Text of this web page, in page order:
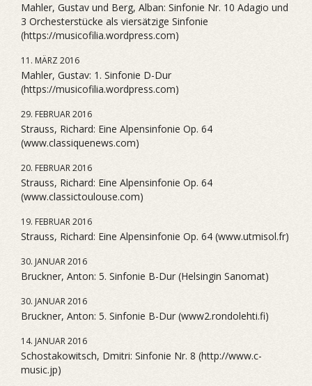
Mahler, Gustav und Berg, Alban: Sinfonie Nr. 10 Adagio und
3 Orchesterstücke als viersätzige Sinfonie
(https://musicofilia.wordpress.com)
11. MÄRZ 2016
Mahler, Gustav: 1. Sinfonie D-Dur
(https://musicofilia.wordpress.com)
29. FEBRUAR 2016
Strauss, Richard: Eine Alpensinfonie Op. 64
(www.classiquenews.com)
20. FEBRUAR 2016
Strauss, Richard: Eine Alpensinfonie Op. 64
(www.classictoulouse.com)
19. FEBRUAR 2016
Strauss, Richard: Eine Alpensinfonie Op. 64 (www.utmisol.fr)
30. JANUAR 2016
Bruckner, Anton: 5. Sinfonie B-Dur (Helsingin Sanomat)
30. JANUAR 2016
Bruckner, Anton: 5. Sinfonie B-Dur (www2.rondolehti.fi)
14. JANUAR 2016
Schostakowitsch, Dmitri: Sinfonie Nr. 8 (http://www.c-
music.jp)